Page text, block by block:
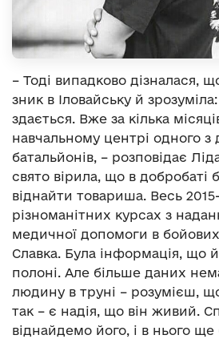
– Тоді випадково дізналася,
зник в Іловайську й
здається. Вже за кілька
навчальному центрі одного з
батальйонів, – розповідає
свято вірила, що в добробаті
віднайти товариша. Весь
різноманітних курсах з
медичної допомоги в
Славка. Була інформація, що
полоні. Але більше даних
людину в труні – розумієш,
так – є надія, що він живий.
віднайдемо його, і в нього ще